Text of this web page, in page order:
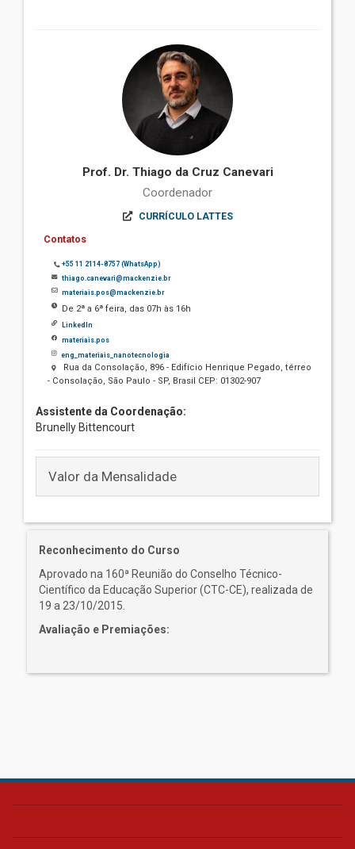
Prof. Dr. Thiago da Cruz Canevari
Coordenador
CURRÍCULO LATTES
Contatos
+55 11 2114-8757 (WhatsApp)
thiago.canevari@mackenzie.br
materiais.pos@mackenzie.br
De 2ª a 6ª feira, das 07h às 16h
LinkedIn
materiais.pos
eng_materiais_nanotecnologia
Rua da Consolação, 896 - Edifício Henrique Pegado, térreo
- Consolação, São Paulo - SP, Brasil CEP: 01302-907
Assistente da Coordenação:
Brunelly Bittencourt
Valor da Mensalidade
Reconhecimento do Curso
Aprovado na 160ª Reunião do Conselho Técnico-
Científico da Educação Superior (CTC-CE), realizada de
19 a 23/10/2015.
Avaliação e Premiações: